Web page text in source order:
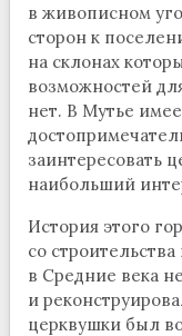
в живописном
сторон к
на склонах
возможностей
нет. В Мутье
заинтересовать
наибольший
История этого
со
в Средние века
и
церквушки был